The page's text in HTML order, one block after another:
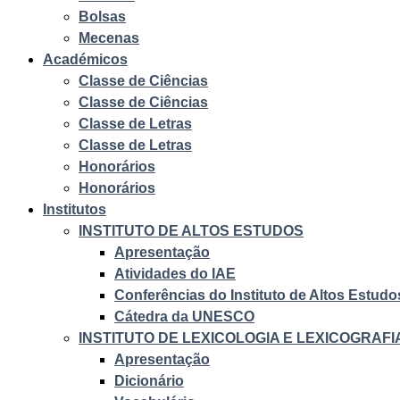
Bolsas
Mecenas
Académicos
Classe de Ciências
Classe de Ciências
Classe de Letras
Classe de Letras
Honorários
Honorários
Institutos
INSTITUTO DE ALTOS ESTUDOS
Apresentação
Atividades do IAE
Conferências do Instituto de Altos
Cátedra da UNESCO
INSTITUTO DE LEXICOLOGIA E
Apresentação
Dicionário